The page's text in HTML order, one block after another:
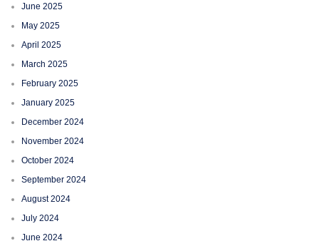
June 2025
May 2025
April 2025
March 2025
February 2025
January 2025
December 2024
November 2024
October 2024
September 2024
August 2024
July 2024
June 2024